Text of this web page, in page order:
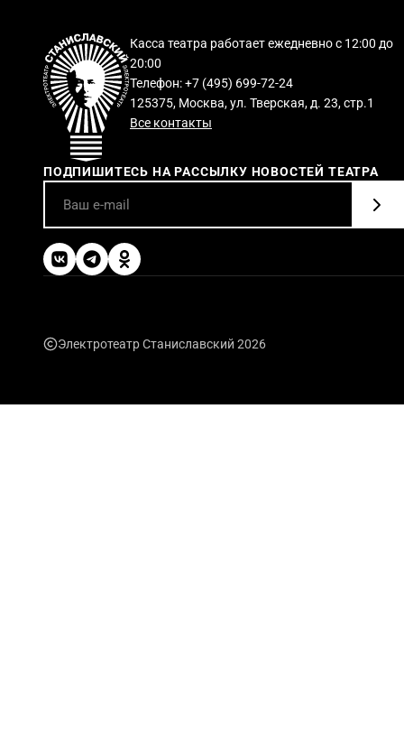
Касса театра работает ежедневно с 12:00 до
20:00
Телефон: +7 (495) 699-72-24
125375, Москва, ул. Тверская, д. 23, стр.1
Все контакты
ПОДПИШИТЕСЬ НА РАССЫЛКУ НОВОСТЕЙ ТЕАТРА
Электротеатр Станиславский 2026